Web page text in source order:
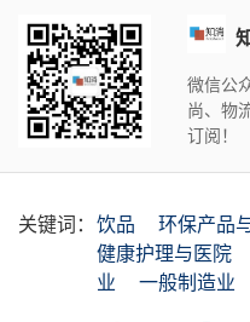
微信公
尚、物
订阅！
关键词： 饮品 环保产品
健康护理与医院
业
一般制造业